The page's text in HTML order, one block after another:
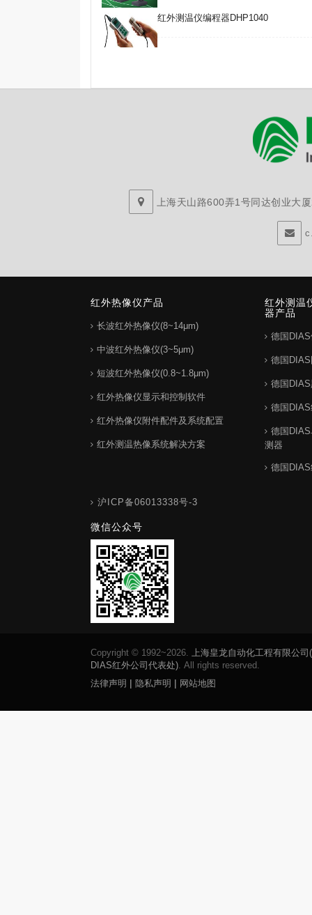
红外测温仪编程器DHP1040
上海天山路600弄1号同达创业大
红外热像仪产品
长波红外热像仪(8~14μm)
中波红外热像仪(3~5μm)
短波红外热像仪(0.8~1.8μm)
红外热像仪显示和控制软件
红外热像仪附件配件及系统配置
红外测温热像系统解决方案
红外测温
器产品
德国
德国
德国
德国
德国
测器
德国
沪ICP备06013338号-3
微信公众号
Copyright © 1992~2026.
上海皇龙自动化工程有限公司
DIAS红外公司代表处) . All rights reserved.
法律声明 | 隐私声明 | 网站地图